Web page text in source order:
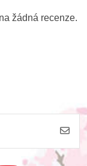
hra -
rámečku
žádná recenze.